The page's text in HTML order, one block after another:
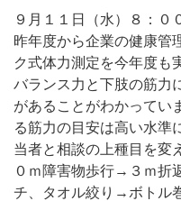
９月１１日（水）８：
昨年度から企業の健康管
ク式体力測定を今年度も
バランス力と下肢の筋力
があることがわかってい
る筋力の目安は高い水準
当者と相談の上種目を変
０ｍ障害物歩行→３ｍ折
チ、タオル絞り→ボトル